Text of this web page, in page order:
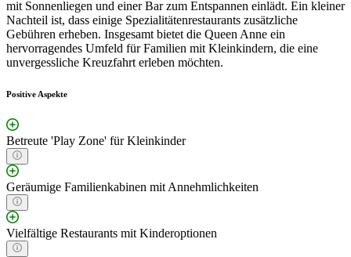
mit Sonnenliegen und einer Bar zum Entspannen einlädt. Ein kleiner
Nachteil ist, dass einige Spezialitätenrestaurants zusätzliche
Gebühren erheben. Insgesamt bietet die Queen Anne ein
hervorragendes Umfeld für Familien mit Kleinkindern, die eine
unvergessliche Kreuzfahrt erleben möchten.
Positive Aspekte
Betreute 'Play Zone' für Kleinkinder
Geräumige Familienkabinen mit Annehmlichkeiten
Vielfältige Restaurants mit Kinderoptionen